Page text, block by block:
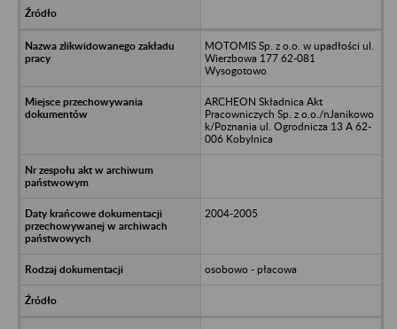
MOTOMIS Sp. z o.o. w upadłości ul.
Wierzbowa 177 62-081
Wysogotowo
ARCHEON Składnica Akt
Pracowniczych Sp. z o.o./nJanikowo
k/Poznania ul. Ogrodnicza 13 A 62-
006 Kobylnica
2004-2005
osobowo - płacowa